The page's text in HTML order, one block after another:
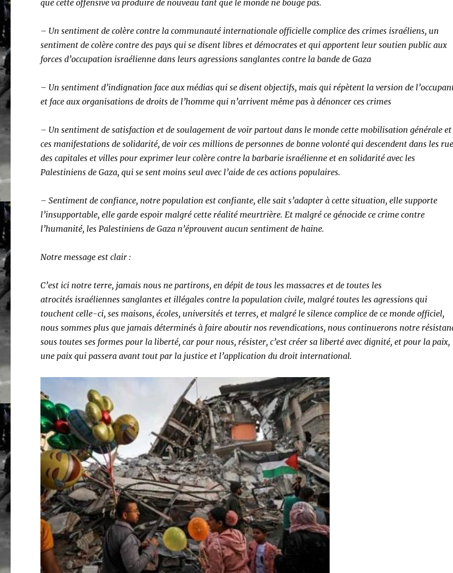
que cette offensive va produire de nouveau tant que le monde ne bouge pas.
– Un sentiment de colère contre la communauté internationale officielle complice des crimes israéliens, un
sentiment de colère contre des pays qui se disent libres et démocrates et qui apportent leur soutien public aux
forces d’occupation israélienne dans leurs agressions sanglantes contre la bande de Gaza
– Un sentiment d’indignation face aux médias qui se disent objectifs, mais qui répètent la version de
et face aux organisations de droits de l’homme qui n’arrivent même pas à dénoncer ces crimes
– Un sentiment de satisfaction et de soulagement de voir partout dans le monde cette mobilisation générale et
ces manifestations de solidarité, de voir ces millions de personnes de bonne volonté qui descendent dans les
des capitales et villes pour exprimer leur colère contre la barbarie israélienne et en solidarité avec les
Palestiniens de Gaza, qui se sent moins seul avec l’aide de ces actions populaires.
– Sentiment de confiance, notre population est confiante, elle sait s’adapter à cette situation, elle supporte
l’insupportable, elle garde espoir malgré cette réalité meurtrière. Et malgré ce génocide ce crime contre
l’humanité, les Palestiniens de Gaza n’éprouvent aucun sentiment de haine.
Notre message est clair :
C’est ici notre terre, jamais nous ne partirons, en dépit de tous les massacres et de toutes les
atrocités israéliennes sanglantes et illégales contre la population civile, malgré toutes les agressions qui
touchent celle-ci, ses maisons, écoles, universités et terres, et malgré le silence complice de ce monde officiel,
nous sommes plus que jamais déterminés à faire aboutir nos revendications, nous continuerons notre
sous toutes ses formes pour la liberté, car pour nous, résister, c’est créer sa liberté avec dignité, et pour la paix,
une paix qui passera avant tout par la justice et l’application du droit international.